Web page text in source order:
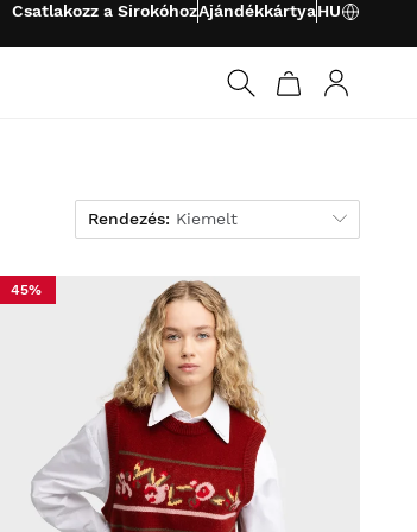
Csatlakozz a SirokóhozAjándékkártyaHU
Rendezés
Rendezés: Kiemelt
45%